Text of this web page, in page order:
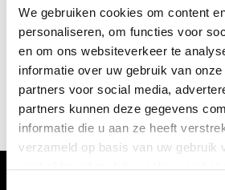
We gebruiken cookies om content
personaliseren, om functies voor
en om ons websiteverkeer te
informatie over uw gebruik van
partners voor social media,
partners kunnen deze gegevens
informatie die u aan ze heeft
verzameld op basis van uw gebruik
leven
Op het slagveld is het mistig van de
buldert een kanon, maar dichterbij
heen. Omdat je door de mist niet veel
om de kogels te ontwijken. Dan boort
Als je naar de pijn grijpt, ziet je hand
fataal schot, maar vechten gaat niet